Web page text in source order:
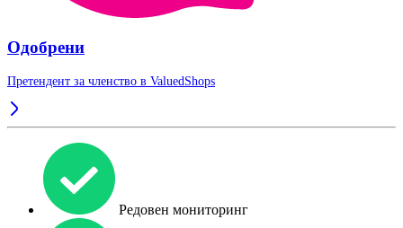
Одобрени
Претендент за членство в ValuedShops
Редовен мониторинг